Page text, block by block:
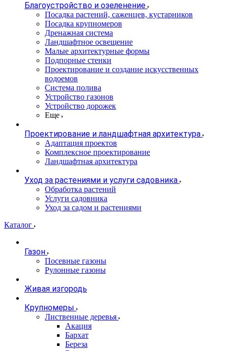
Благоустройство и озеленение
Посадка растений, саженцев, кустарников
Посадка крупномеров
Дренажная система
Ландшафтное освещение
Малые архитектурные формы
Подпорные стенки
Проектирование и создание искусственных
водоемов
Система полива
Устройство газонов
Устройство дорожек
Еще
Проектирование и ландшафтная архитектура
Адаптация проектов
Комплексное проектирование
Ландшафтная архитектура
Уход за растениями и услуги садовника
Обработка растений
Услуги садовника
Уход за садом и растениями
Каталог
Газон
Посевные газоны
Рулонные газоны
Живая изгородь
Крупномеры
Лиственные деревья
Акация
Бархат
Береза